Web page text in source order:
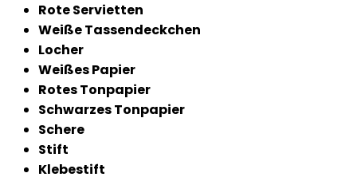
Rote Servietten
Weiße Tassendeckchen
Locher
Weißes Papier
Rotes Tonpapier
Schwarzes Tonpapier
Schere
Stift
Klebestift